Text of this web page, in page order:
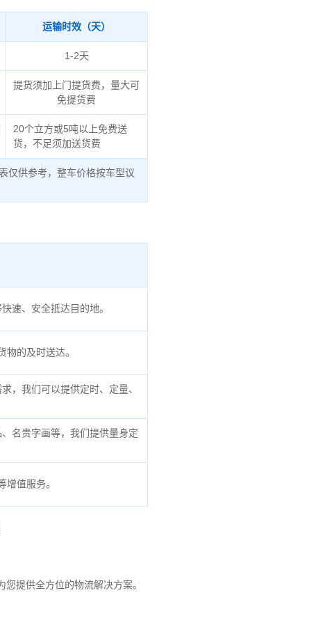
运输时效（天）
1-2天
提货须加上门提货费，量大可
免提货费
20个立方或5吨以上免费送
货，不足须加送货费
仅供参考，整车价格按车型议
速、安全抵达目的地。
的及时送达。
，我们可以提供定时、定量、
名贵字画等，我们提供量身定
值服务。
提供全方位的物流解决方案。